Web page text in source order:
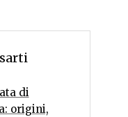
di
origini,